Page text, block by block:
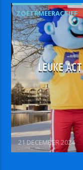
ZOETRMEERACTIEF
LEUKE
21 DECEMBER 2024